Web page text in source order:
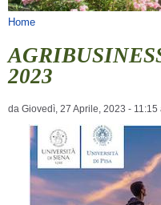
Tu sei qui
Home
2023
da Giovedì, 27 Aprile, 2023 - 11:15